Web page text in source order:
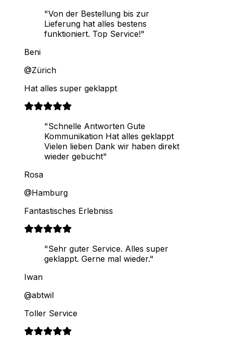
"Von der Bestellung bis zur
Lieferung hat alles bestens
funktioniert. Top Service!"
Beni
@Zürich
Hat alles super geklappt
"Schnelle Antworten Gute
Kommunikation Hat alles geklappt
Vielen lieben Dank wir haben direkt
wieder gebucht"
Rosa
@Hamburg
Fantastisches Erlebniss
"Sehr guter Service. Alles super
geklappt. Gerne mal wieder."
Iwan
@abtwil
Toller Service